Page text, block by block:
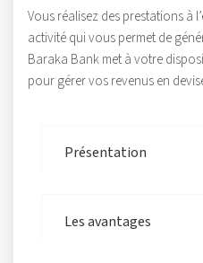
Vous réalisez des prestations à
activité qui vous permet de
Baraka Bank met à votre
pour gérer vos revenus en
Présentation
Les avantages